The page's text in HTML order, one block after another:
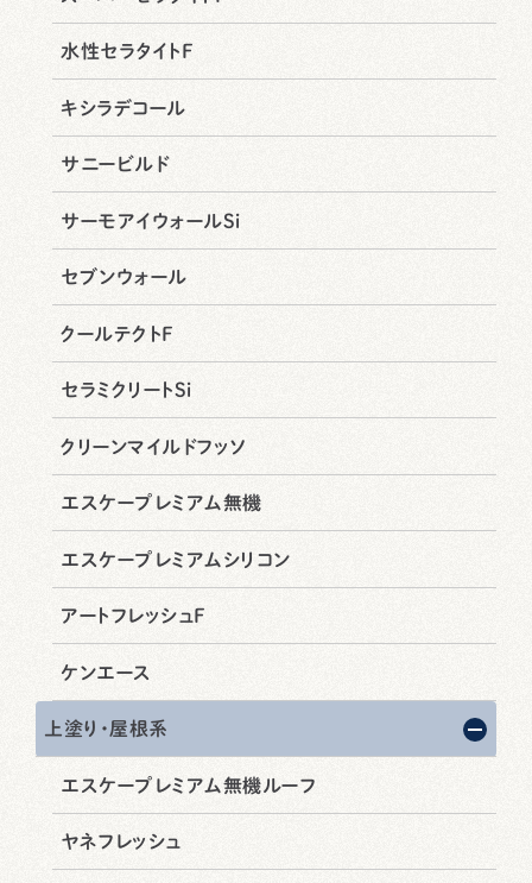
水性セラタイトF
キシラデコール
サニービルド
サーモアイウォールSi
セブンウォール
クールテクトF
セラミクリートSi
クリーンマイルドフッソ
エスケープレミアム無機
エスケープレミアムシリコン
アートフレッシュF
ケンエース
上塗り・屋根系
エスケープレミアム無機ルーフ
ヤネフレッシュ